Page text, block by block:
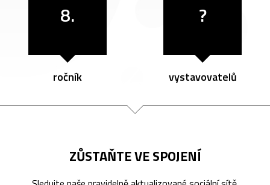
8.
ročník
?
vystavovatelů
ZŮSTAŇTE VE SPOJENÍ